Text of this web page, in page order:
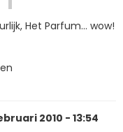
Het Parfum... wow!
2010 - 13:54